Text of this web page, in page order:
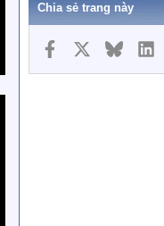
Chia sẻ trang này
Facebook Bluesky